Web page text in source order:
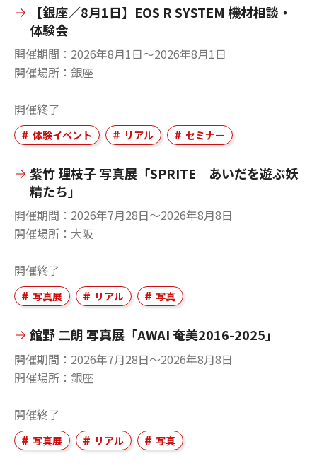
【銀座／8月1日】EOS R SYSTEM 機材相談・
体験会
開催期間
2026年8月1日〜2026年8月1日
開催場所
銀座
開催終了
体験イベント リアル セミナー
紫竹 理枝子 写真展「SPRITE あいだを遊ぶ妖
精たち」
開催期間
2026年7月28日〜2026年8月8日
開催場所
大阪
開催終了
写真展 リアル 写真
館野 二朗 写真展「AWAI 奄美2016-2025」
開催期間
2026年7月28日〜2026年8月8日
開催場所
銀座
開催終了
写真展 リアル 写真